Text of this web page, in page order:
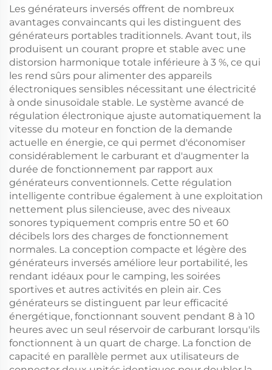
émissions et fiable
Les générateurs inversés offrent de nombreux
avantages convaincants qui les distinguent des
générateurs portables traditionnels. Avant tout, ils
produisent un courant propre et stable avec une
distorsion harmonique totale inférieure à 3 %, ce qui
les rend sûrs pour alimenter des appareils
électroniques sensibles nécessitant une électricité
à onde sinusoïdale stable. Le système avancé de
régulation électronique ajuste automatiquement la
vitesse du moteur en fonction de la demande
actuelle en énergie, ce qui permet d'économiser
considérablement le carburant et d'augmenter la
durée de fonctionnement par rapport aux
générateurs conventionnels. Cette régulation
intelligente contribue également à une exploitation
nettement plus silencieuse, avec des niveaux
sonores typiquement compris entre 50 et 60
décibels lors des charges de fonctionnement
normales. La conception compacte et légère des
générateurs inversés améliore leur portabilité, les
rendant idéaux pour le camping, les soirées
sportives et autres activités en plein air. Ces
générateurs se distinguent par leur efficacité
énergétique, fonctionnant souvent pendant 8 à 10
heures avec un seul réservoir de carburant lorsqu'ils
fonctionnent à un quart de charge. La fonction de
capacité en parallèle permet aux utilisateurs de